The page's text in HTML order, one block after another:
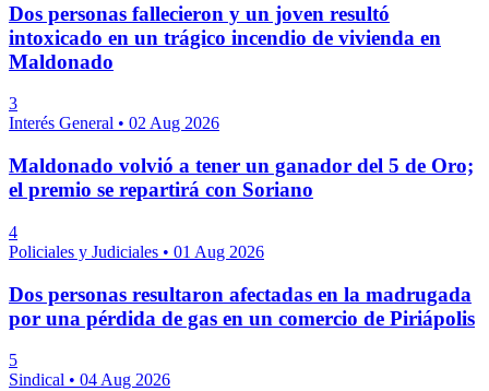
Dos personas fallecieron y un joven resultó
intoxicado en un trágico incendio de vivienda en
Maldonado
3
Interés General • 02 Aug 2026
Maldonado volvió a tener un ganador del 5 de Oro;
el premio se repartirá con Soriano
4
Policiales y Judiciales • 01 Aug 2026
Dos personas resultaron afectadas en la madrugada
por una pérdida de gas en un comercio de Piriápolis
5
Sindical • 04 Aug 2026